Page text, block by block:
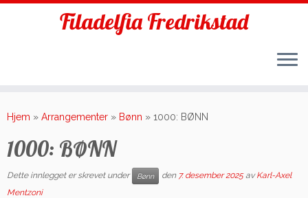
to
Filadelfia Fredrikstad
Hjem » Arrangementer » Bønn » 1000: BØNN
1000: BØNN
Dette innlegget er skrevet under Bønn den 7. desember 2025 avKarl-Axel
Mentzoni